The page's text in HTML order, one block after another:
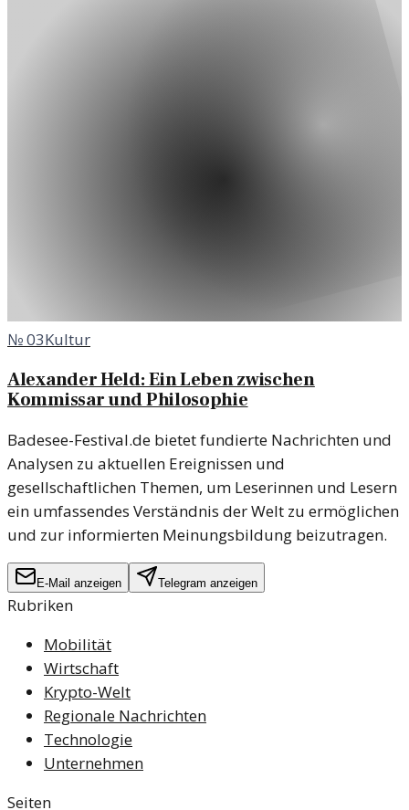
№03Kultur
Alexander Held: Ein Leben zwischen
Kommissar und Philosophie
Badesee-Festival.de bietet fundierte Nachrichten und
Analysen zu aktuellen Ereignissen und
gesellschaftlichen Themen, um Leserinnen und Lesern
ein umfassendes Verständnis der Welt zu ermöglichen
und zur informierten Meinungsbildung beizutragen.
E-Mail anzeigen Telegram anzeigen
Rubriken
Mobilität
Wirtschaft
Krypto-Welt
Regionale Nachrichten
Technologie
Unternehmen
Seiten